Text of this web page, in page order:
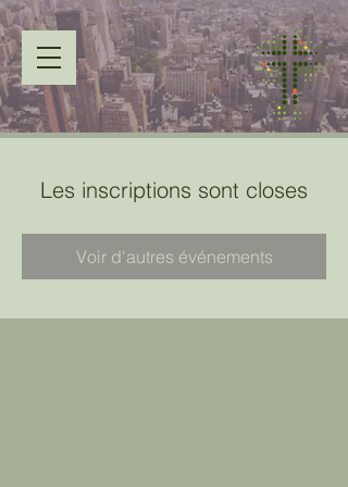
Les inscriptions sont closes
Voir d'autres événements